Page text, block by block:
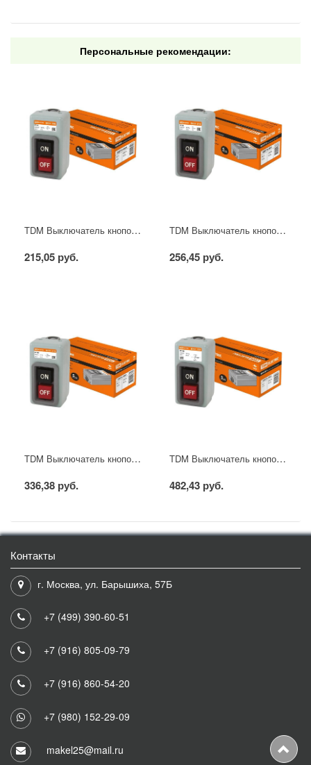
Персональные рекомендации:
TDM Выключатель кнопочный с блокировкой ВКН-306 3Р 6А 230/400В IP40
215,05 руб.
TDM Выключатель кнопочный с блокировкой ВКН-310 3Р 10А 230/400В IP40
256,45 руб.
TDM Выключатель кнопочный с блокировкой ВКН-316 3Р 16А 230/400В IP40
336,38 руб.
TDM Выключатель кнопочный с блокировкой ВКН-325 3Р 25А 230/400В IP40
482,43 руб.
Контакты
г. Москва, ул. Барышиха, 57Б
+7 (499) 390-60-51
+7 (916) 805-09-79
+7 (916) 860-54-20
+7 (980) 152-29-09
makel25@mail.ru